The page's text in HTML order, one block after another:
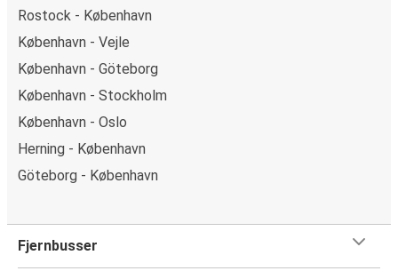
Rostock - København
København - Vejle
København - Göteborg
København - Stockholm
København - Oslo
Herning - København
Göteborg - København
Fjernbusser